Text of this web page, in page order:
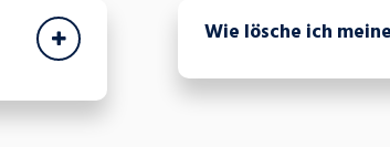
Wie lösche ich